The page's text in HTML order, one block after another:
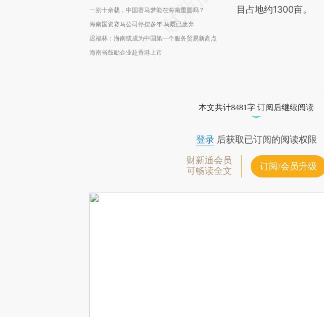
一别十余载，中国赛马梦能在海南重圆吗？
海南国资赛马公司停摆多年 马厩已废弃
迟福林：海南或成为中国第一个服务贸易新高点
海南省鼓励企业赴香港上市
目占地约1300亩。
本文共计8481字 订阅后继续阅读
登录后获取已订阅的阅读权限
财新通会员
可畅读全文
订阅/会员升级